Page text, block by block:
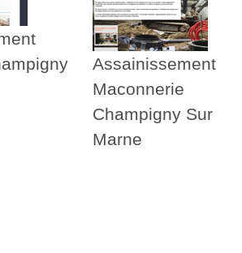
Assainissement
Maconnerie
Champigny Sur
Marne